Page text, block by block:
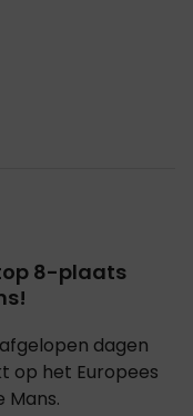
8-plaats
dagen
op het Europees
Mans.